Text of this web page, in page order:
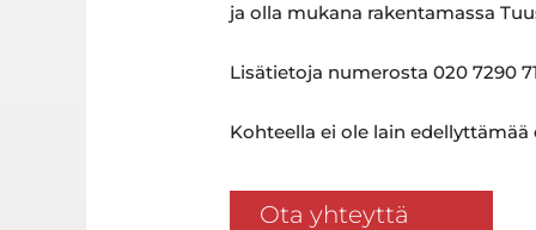
ja olla mukana rakentamassa
Lisätietoja numerosta 020 7290
Kohteella ei ole lain
Ota yhteyttä